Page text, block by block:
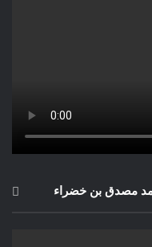
مصدق بن خضراء